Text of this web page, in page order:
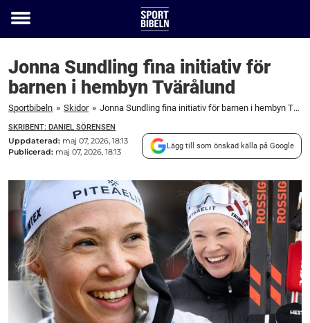
Toggle
Jonna Sundling fina initiativ för
barnen i hembyn Tvärålund
Sportbibeln » Skidor » Jonna Sundling fina initiativ för barnen i hembyn Tvärålund
SKRIBENT: DANIEL SÖRENSEN
Uppdaterad: maj 07, 2026, 18:13
Publicerad: maj 07, 2026, 18:13
Lägg till som önskad källa på Google